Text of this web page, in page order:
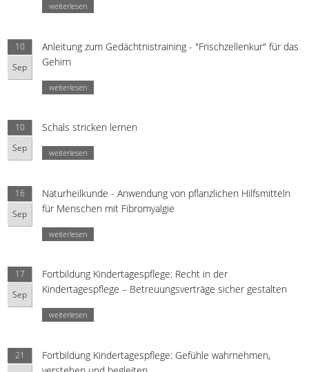
weiterlesen
10
Sep
Anleitung zum Gedächtnistraining - "Frischzellenkur" für das
Gehirn
weiterlesen
10
Sep
Schals stricken lernen
weiterlesen
16
Sep
Naturheilkunde - Anwendung von pflanzlichen Hilfsmitteln
für Menschen mit Fibromyalgie
weiterlesen
17
Sep
Fortbildung Kindertagespflege: Recht in der
Kindertagespflege – Betreuungsverträge sicher gestalten
weiterlesen
21
Fortbildung Kindertagespflege: Gefühle wahrnehmen,